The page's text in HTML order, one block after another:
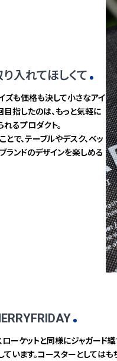
入れてほしくて
ズも価格も決して小さなアイ
目指したのは、もっと気軽に
るプロダクト。
で、テーブルやデスク、ベッ
ランドのデザインを楽しめる
ーケットと同様にジャガード
います。コースターとしてはも